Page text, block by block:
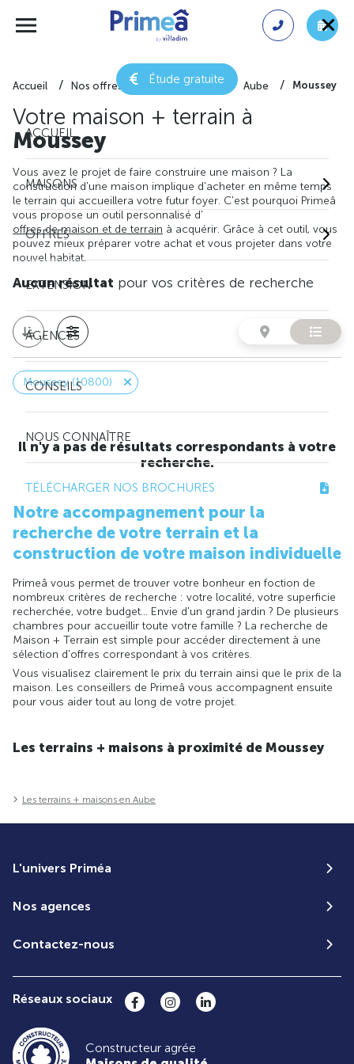
Étude gratuite
ACCUEIL
MAISONS
OFFRES
EXTENSION
AGENCES
CONSEILS
NOUS CONNAÎTRE
TÉLÉCHARGER NOS BROCHURES
Accueil Nos offres de maison + terrain Aube Moussey
Votre maison + terrain à
Moussey
Vous avez le projet de faire construire une maison ? La
construction d'une maison implique d'acheter en même temps
le terrain qui accueillera votre futur foyer. C'est pourquoi Primeâ
vous propose un outil personnalisé d'
offres de maison et de terrain à acquérir. Grâce à cet outil, vous
pouvez mieux préparer votre achat et vous projeter dans votre
nouvel habitat.
Aucun résultat pour vos critères de recherche
Moussey (10800)
Il n'y a pas de résultats correspondants à votre
recherche.
Notre accompagnement pour la
recherche de votre terrain et la
construction de votre maison individuelle
Primeâ vous permet de trouver votre bonheur en foction de
nombreux critères de recherche : votre localité, votre superficie
recherchée, votre budget... Envie d'un grand jardin ? De plusieurs
chambres pour accueillir toute votre famille ? La recherche de
Maison + Terrain est simple pour accéder directement à une
sélection d'offres correspondant à vos critères.
Vous visualisez clairement le prix du terrain ainsi que le prix de la
maison. Les conseillers de Primeâ vous accompagnent ensuite
pour vous aider tout au long de votre projet.
Les terrains + maisons à proximité de Moussey
Les terrains + maisons en Aube
L'univers Priméa
Nos agences
Contactez-nous
Réseaux sociaux
Constructeur agrée